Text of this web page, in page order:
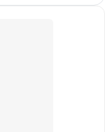
पुण्यापर्यंतचा प्रवास